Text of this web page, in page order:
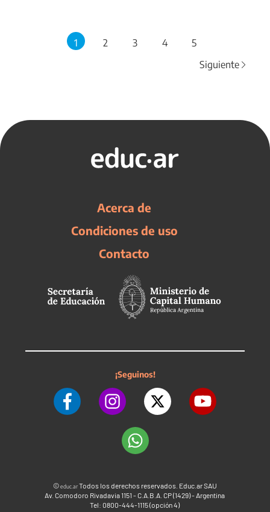
1 2 3 4
5
Siguiente
Acerca de
Condiciones de uso
Contacto
¡Seguinos!
©educ.arTodos los derechos reservados. Educ.ar SAU
Av. Comodoro Rivadavia 1151 - C.A.B.A. CP (1429) - Argentina
Tel: 0800-444-1115 (opción 4)